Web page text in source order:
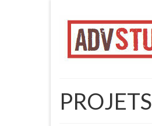
PROJETS